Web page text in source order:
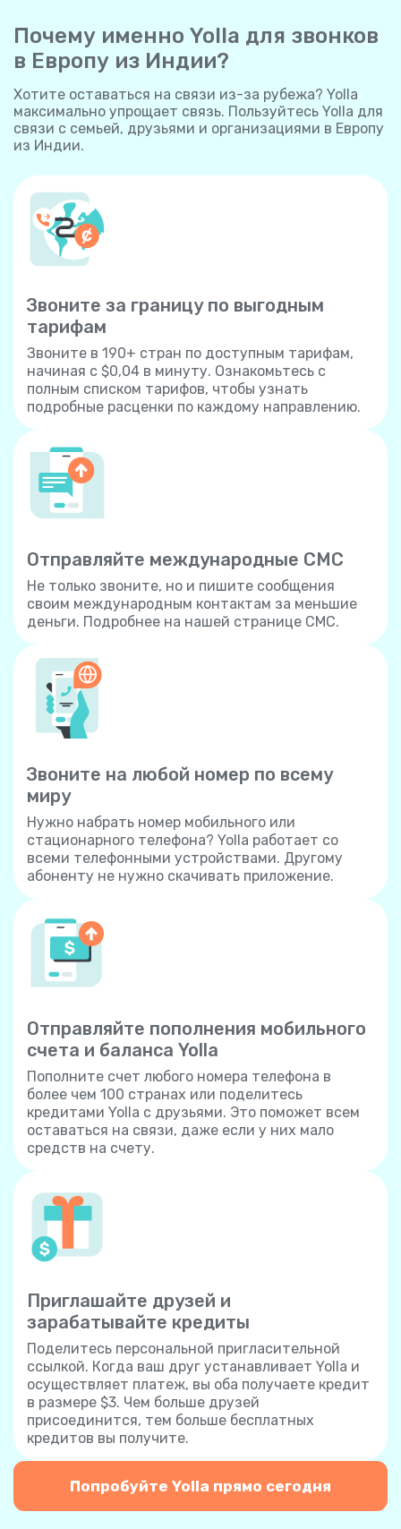
Почему именно Yolla для звонков
в Европу из Индии?
Хотите оставаться на связи из-за рубежа? Yolla
максимально упрощает связь. Пользуйтесь Yolla для
связи с семьей, друзьями и организациями в Европу
из Индии.
Звоните за границу по выгодным
тарифам
Звоните в 190+ стран по доступным тарифам,
начиная с $0,04 в минуту. Ознакомьтесь с
полным списком тарифов, чтобы узнать
подробные расценки по каждому направлению.
Отправляйте международные СМС
Не только звоните, но и пишите сообщения
своим международным контактам за меньшие
деньги. Подробнее на нашей странице СМС.
Звоните на любой номер по всему
миру
Нужно набрать номер мобильного или
стационарного телефона? Yolla работает со
всеми телефонными устройствами. Другому
абоненту не нужно скачивать приложение.
Отправляйте пополнения мобильного
счета и баланса Yolla
Пополните счет любого номера телефона в
более чем 100 странах или поделитесь
кредитами Yolla с друзьями. Это поможет всем
оставаться на связи, даже если у них мало
средств на счету.
Приглашайте друзей и
зарабатывайте кредиты
Поделитесь персональной пригласительной
ссылкой. Когда ваш друг устанавливает Yolla и
осуществляет платеж, вы оба получаете кредит
в размере $3. Чем больше друзей
присоединится, тем больше бесплатных
кредитов вы получите.
Попробуйте Yolla прямо сегодня